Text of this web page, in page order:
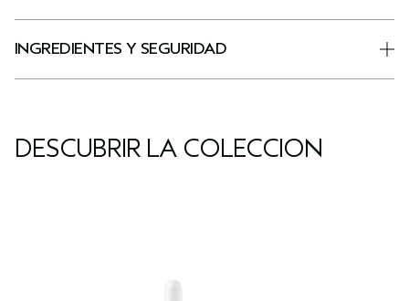
INGREDIENTES Y SEGURIDAD
DESCUBRIR LA COLECCIÓN